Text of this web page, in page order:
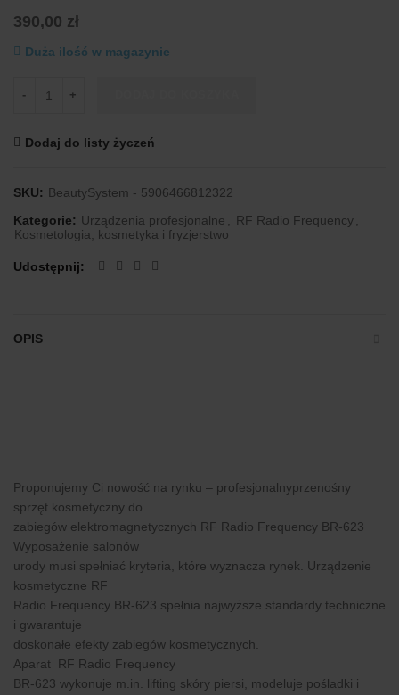
390,00 zł
Duża ilość w magazynie
Dodaj do listy życzeń
SKU: BeautySystem - 5906466812322
Kategorie: Urządzenia profesjonalne , RF Radio Frequency,
Kosmetologia, kosmetyka i fryzjerstwo
Udostępnij
OPIS
Proponujemy Ci nowość na rynku – profesjonalnyprzenośny
sprzęt kosmetyczny do
zabiegów elektromagnetycznych RF Radio Frequency BR-623
Wyposażenie salonów
urody musi spełniać kryteria, które wyznacza rynek. Urządzenie
kosmetyczne RF
Radio Frequency BR-623 spełnia najwyższe standardy techniczne
i gwarantuje
doskonałe efekty zabiegów kosmetycznych.
Aparat RF Radio Frequency
BR-623 wykonuje m.in. lifting skóry piersi, modeluje pośladki i